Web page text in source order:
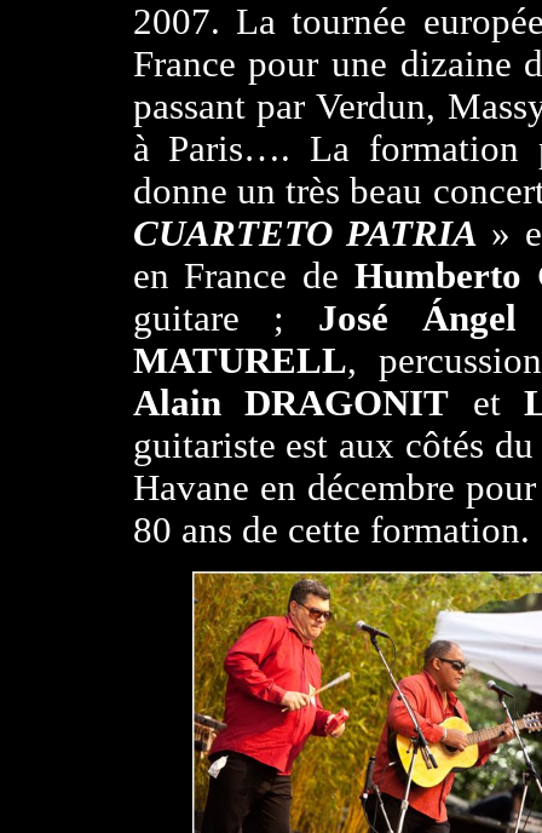
2007. La tournée
France pour une dizaine
passant par Verdun,
à Paris…. La formation
donne un très beau
CUARTETO PATRIA »
en France deHumberto
guitare ; José Ángel
MATURELL,
Alain DRAGONIT et
guitariste est aux côtés
Havane en décembre
80 ans de cette formation.